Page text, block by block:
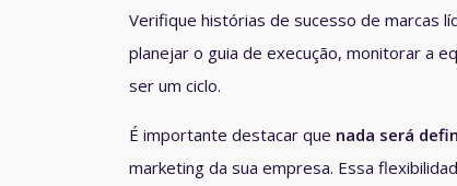
Verifique histórias de sucesso de marcas
planejar o guia de execução, monitorar a
ser um ciclo.
É importante destacar que nada será
marketing da sua empresa. Essa